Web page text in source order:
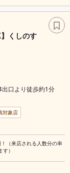
くしのす
口より徒歩約1分
対象店
（来店される人数分の串
）